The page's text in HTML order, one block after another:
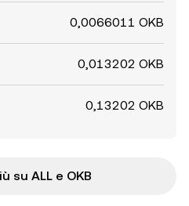
0,0066011 OKB
0,013202 OKB
0,13202 OKB
su ALL e OKB